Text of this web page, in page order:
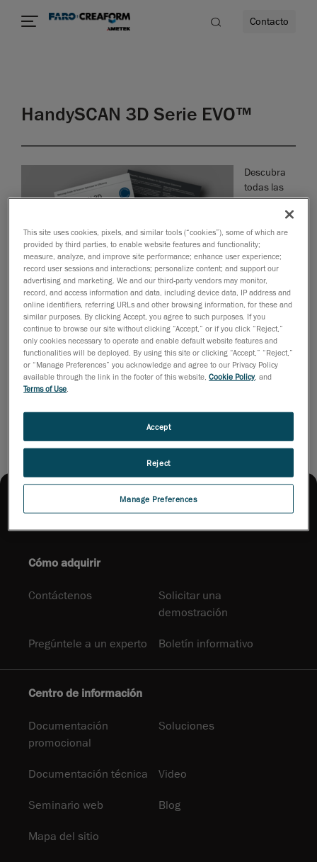
Contacto
HandySCAN 3D Serie EVO™
Descubra
todas las
características, beneficios e innovaciones detrás del
HandySCAN 3D Serie EVO™. Descargue el folleto para ver cómo
puede transformar su flujo de trabajo de inspección.
Cómo adquirir
Contáctenos
Solicitar una
demostración
Pregúntele a un experto Boletín informativo
Centro de información
Documentación
promocional
Soluciones
Documentación técnica Video
Seminario web Blog
Mapa del sitio
This site uses cookies, pixels, and similar tools (“cookies”), some of which are
provided by third parties, to enable website features and functionality;
measure, analyze, and improve site performance; enhance user experience;
record user sessions and interactions; personalize content; and support our
advertising and marketing. We and our third-party vendors may monitor,
record, and access information and data, including device data, IP address and
online identifiers, referring URLs and other browsing information, for these and
similar purposes. By clicking Accept, you agree to such purposes. If you
continue to browse our site without clicking “Accept,” or if you click “Reject,”
only cookies necessary to operate and enable default website features and
functionalities will be deployed. By using this site or clicking “Accept,” “Reject,”
or “Manage Preferences” you acknowledge and agree to our Privacy Policy
available through the link in the footer of this website,Cookie Policy, and
Terms of Use
Manage Preferences
Reject
Accept